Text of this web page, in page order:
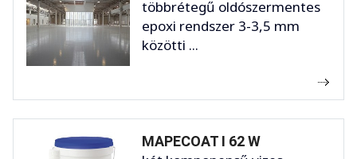
többrétegű oldószermentes
epoxi rendszer 3-3,5 mm
közötti ...
MAPECOAT I 62 W